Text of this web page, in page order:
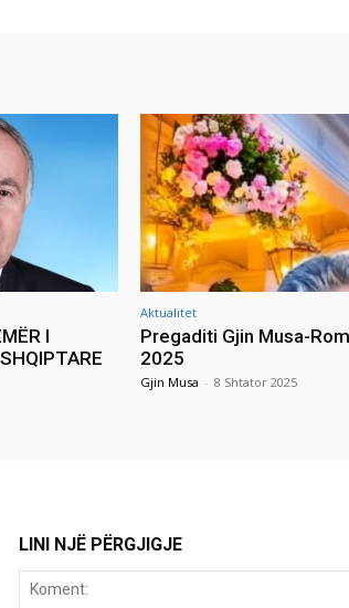
I
Aktualitet
Pregaditi Gjin Musa-
2025
Gjin Musa - 8 Shtator 2025
LINI NJË PËRGJIGJE